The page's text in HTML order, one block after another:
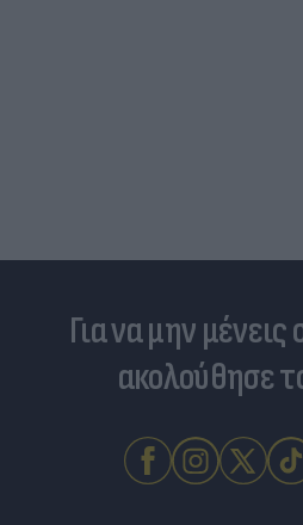
Για να μην μένεις
ακολούθησε